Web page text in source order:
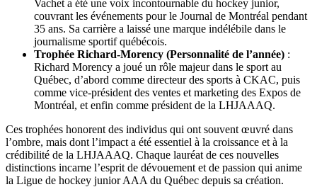
Vachet a été une voix incontournable du hockey junior,
couvrant les événements pour le Journal de Montréal pendant
35 ans. Sa carrière a laissé une marque indélébile dans le
journalisme sportif québécois.
Trophée Richard-Morency (Personnalité de l’année) :
Richard Morency a joué un rôle majeur dans le sport au
Québec, d’abord comme directeur des sports à CKAC, puis
comme vice-président des ventes et marketing des Expos de
Montréal, et enfin comme président de la LHJAAAQ.
Ces trophées honorent des individus qui ont souvent œuvré dans
l’ombre, mais dont l’impact a été essentiel à la croissance et à la
crédibilité de la LHJAAAQ. Chaque lauréat de ces nouvelles
distinctions incarne l’esprit de dévouement et de passion qui anime
la Ligue de hockey junior AAA du Québec depuis sa création.